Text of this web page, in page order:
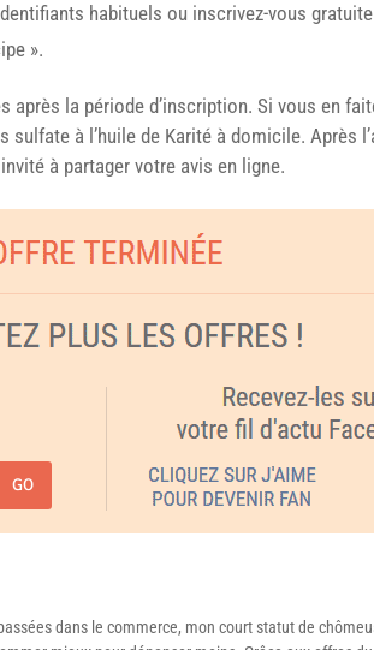
habituels ou inscrivez-vous
».
après la période d’inscription. Si vous en
à l’huile de Karité à domicile. Après
à partager votre avis en ligne.
GO
dans le commerce, mon court statut de